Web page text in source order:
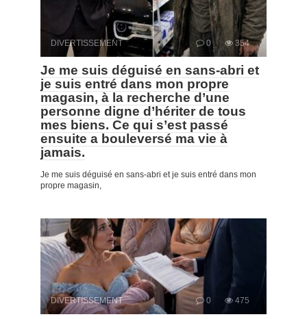
DIVERTISSEMENT 0 354
Je me suis déguisé en sans-abri et
je suis entré dans mon propre
magasin, à la recherche d’une
personne digne d’hériter de tous
mes biens. Ce qui s’est passé
ensuite a bouleversé ma vie à
jamais.
Je me suis déguisé en sans-abri et je suis entré dans mon
propre magasin,
DIVERTISSEMENT 0 475